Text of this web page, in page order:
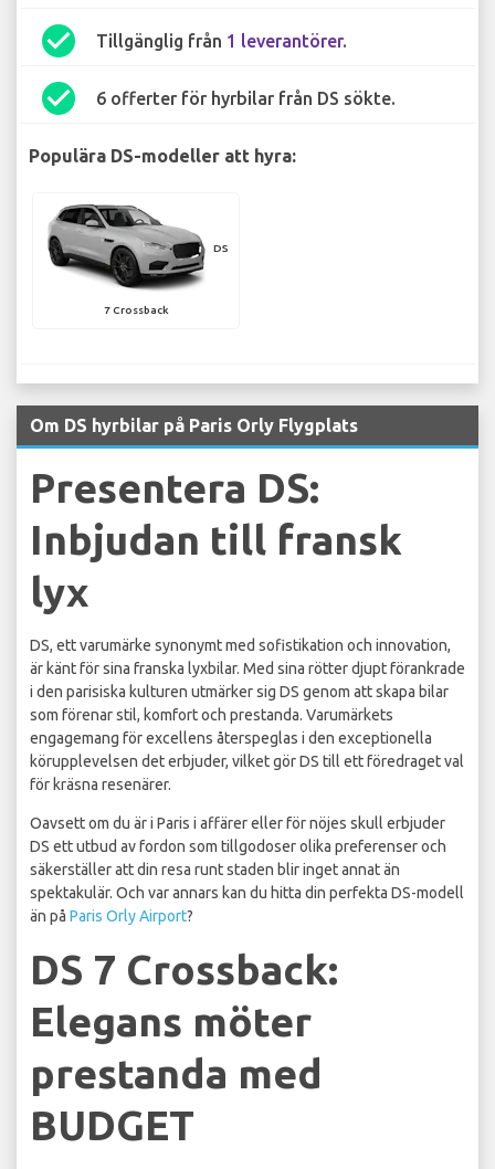
check_circle Tillgänglig från 1 leverantörer.
check_circle 6 offerter för hyrbilar från DS sökte.
Populära DS-modeller att hyra:
DS
7 Crossback
Om DS hyrbilar på Paris Orly Flygplats
Presentera DS:
Inbjudan till fransk
lyx
DS, ett varumärke synonymt med sofistikation och innovation,
är känt för sina franska lyxbilar. Med sina rötter djupt förankrade
i den parisiska kulturen utmärker sig DS genom att skapa bilar
som förenar stil, komfort och prestanda. Varumärkets
engagemang för excellens återspeglas i den exceptionella
körupplevelsen det erbjuder, vilket gör DS till ett föredraget val
för kräsna resenärer.
Oavsett om du är i Paris i affärer eller för nöjes skull erbjuder
DS ett utbud av fordon som tillgodoser olika preferenser och
säkerställer att din resa runt staden blir inget annat än
spektakulär. Och var annars kan du hitta din perfekta DS-modell
än på Paris Orly Airport?
DS 7 Crossback:
Elegans möter
prestanda med
BUDGET